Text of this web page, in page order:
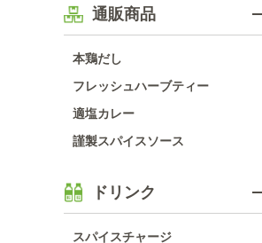
通販商品
本鶏だし
フレッシュハーブティー
適塩カレー
謹製スパイスソース
ドリンク
スパイスチャージ